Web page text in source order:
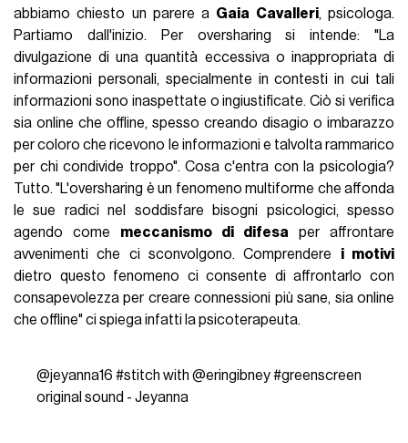
abbiamo chiesto un parere a Gaia Cavalleri, psicologa.
Partiamo dall'inizio. Per oversharing si intende: "La
divulgazione di una quantità eccessiva o inappropriata di
informazioni personali, specialmente in contesti in cui tali
informazioni sono inaspettate o ingiustificate. Ciò si verifica
sia online che offline, spesso creando disagio o imbarazzo
per coloro che ricevono le informazioni e talvolta rammarico
per chi condivide troppo". Cosa c'entra con la psicologia?
Tutto. "L'oversharing è un fenomeno multiforme che affonda
le sue radici nel soddisfare bisogni psicologici, spesso
agendo come meccanismo di difesa per affrontare
avvenimenti che ci sconvolgono. Comprendere i motivi
dietro questo fenomeno ci consente di affrontarlo con
consapevolezza per creare connessioni più sane, sia online
che offline" ci spiega infatti la psicoterapeuta.
@jeyanna16 #stitch with @eringibney#greenscreen
original sound - Jeyanna